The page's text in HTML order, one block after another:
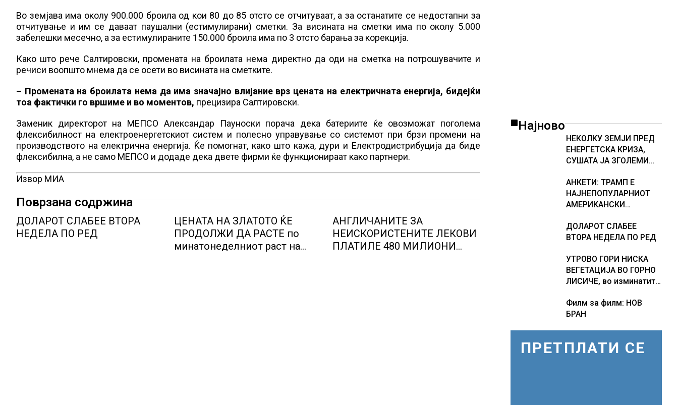
Во земјава има околу 900.000 броила од кои 80 до 85 отсто се отчитуваат, а за останатите се недостапни за
отчитување и им се даваат паушални (естимулирани) сметки. За висината на сметки има по околу 5.000
забелешки месечно, а за естимулираните 150.000 броила има по 3 отсто барања за корекција.
Како што рече Салтировски, промената на броилата нема директно да оди на сметка на потрошувачите и
речиси воопшто мнема да се осети во висината на сметките.
– Промената на броилата нема да има значајно влијание врз цената на електричната енергија, бидејќи
тоа фактички го вршиме и во моментов, прецизира Салтировски.
Заменик директорот на МЕПСО Александар Пауноски порача дека батериите ќе овозможат поголема
флексибилност на електроенергетскиот систем и полесно управување со системот при брзи промени на
производството на електрична енергија. Ќе помогнат, како што кажа, дури и Електродистрибуција да биде
флексибилна, а не само МЕПСО и додаде дека двете фирми ќе функционираат како партнери.
Извор МИА
Поврзана содржина
ДОЛАРОТ СЛАБЕЕ ВТОРА
НЕДЕЛА ПО РЕД
ЦЕНАТА НА ЗЛАТОТО ЌЕ
ПРОДОЛЖИ ДА РАСТЕ по
минатонеделниот раст на
АНГЛИЧАНИТЕ ЗА
НЕИСКОРИСТЕНИТЕ ЛЕКОВИ
ПЛАТИЛЕ 480 МИЛИОНИ
Најново
НЕКОЛКУ ЗЕМЈИ ПРЕД
ЕНЕРГЕТСКА КРИЗА,
СУШАТА ЈА ЗГОЛЕМИ
НА БЕРЗИТЕ НА НАД 700
ЕВРА ЗА МЕГАВАТ-ЧАС
АНКЕТИ: ТРАМП Е
НАЈНЕПОПУЛАРНИОТ
АМЕРИКАНСКИ
МАНДАТ, тој не ги
признава резултатите
ДОЛАРОТ СЛАБЕЕ
ВТОРА НЕДЕЛА ПО РЕД
УТРОВО ГОРИ НИСКА
ВЕГЕТАЦИЈА ВО ГОРНО
ЛИСИЧЕ, во изминатите
пожари на отворено
Филм за филм: НОВ
БРАН
ПРЕТПЛАТИ СЕ